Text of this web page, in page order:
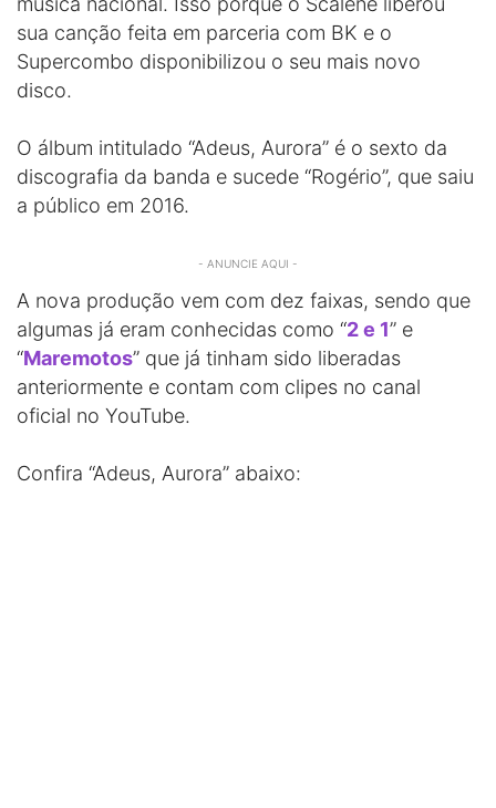
sua canção feita em parceria com BK e o
Supercombo disponibilizou o seu mais novo
disco.
O álbum intitulado “Adeus, Aurora” é o sexto da
discografia da banda e sucede “Rogério”, que saiu
a público em 2016.
- ANUNCIE AQUI -
A nova produção vem com dez faixas, sendo que
algumas já eram conhecidas como “2 e 1” e
“Maremotos” que já tinham sido liberadas
anteriormente e contam com clipes no canal
oficial no YouTube.
Confira “Adeus, Aurora” abaixo: